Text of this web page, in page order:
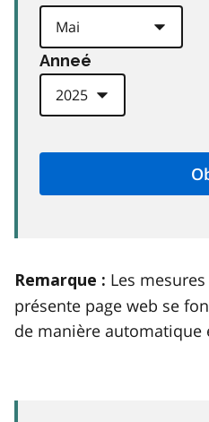
Anneé
Remarque : Les
présente page web se
de manière automatique